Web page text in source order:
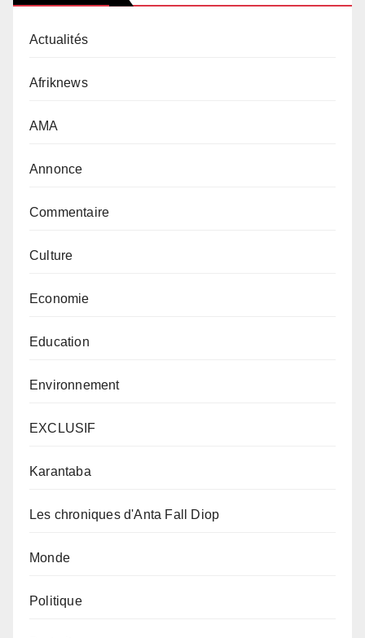
Actualités
Afriknews
AMA
Annonce
Commentaire
Culture
Economie
Education
Environnement
EXCLUSIF
Karantaba
Les chroniques d'Anta Fall Diop
Monde
Politique